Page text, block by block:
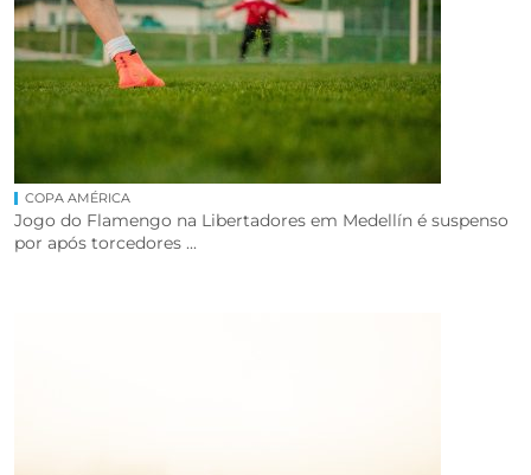
COPA AMÉRICA
Jogo do Flamengo na Libertadores em Medellín é suspenso
por após torcedores ...